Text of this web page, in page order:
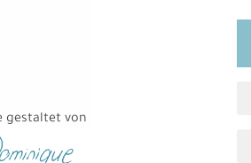
gestaltet von